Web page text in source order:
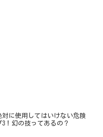
対に使用してはいけない危険
！幻の技ってあるの？